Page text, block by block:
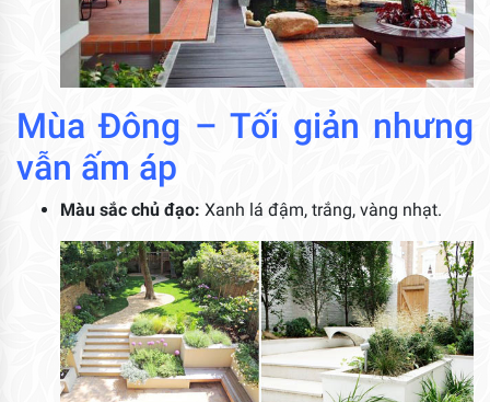
Mùa Đông – Tối giản nhưng
vẫn ấm áp
Màu sắc chủ đạo: Xanh lá đậm, trắng, vàng nhạt.